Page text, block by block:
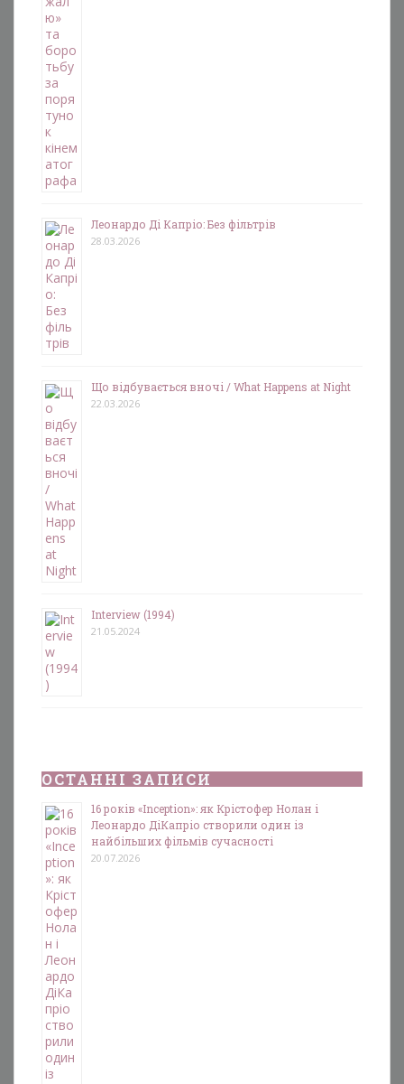
Леонардо Ді Капріо: Без фільтрів
28.03.2026
Що відбувається вночі / What Happens at Night
22.03.2026
Interview (1994)
21.05.2024
ОСТАННІ ЗАПИСИ
16 років «Inception»: як Крістофер Нолан і
Леонардо ДіКапріо створили один із
найбільших фільмів сучасності
20.07.2026